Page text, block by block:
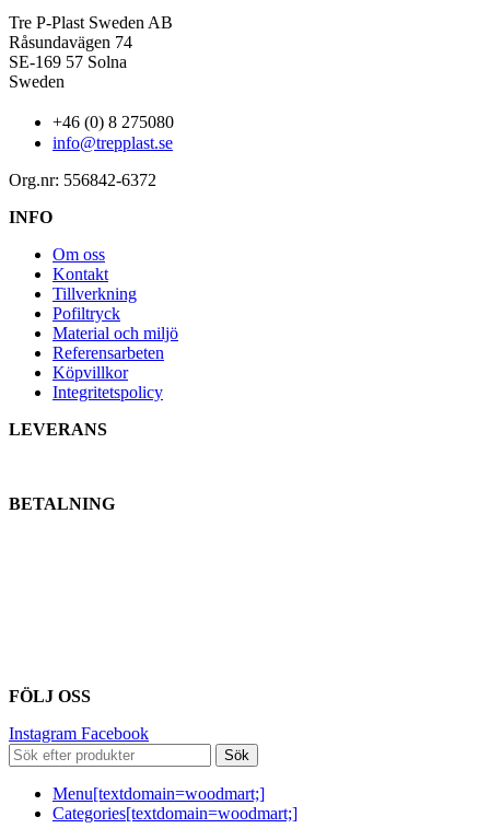
Tre P-Plast Sweden AB
Råsundavägen 74
SE-169 57 Solna
Sweden
+46 (0) 8 275080
info@trepplast.se
Org.nr: 556842-6372
INFO
Om oss
Kontakt
Tillverkning
Pofiltryck
Material och miljö
Referensarbeten
Köpvillkor
Integritetspolicy
LEVERANS
BETALNING
FÖLJ OSS
Instagram Facebook
Sök
Menu[textdomain=woodmart;]
Categories[textdomain=woodmart;]